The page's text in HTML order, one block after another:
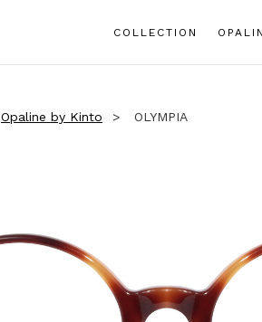
COLLECTION
Opaline by Kinto OLYMPIA